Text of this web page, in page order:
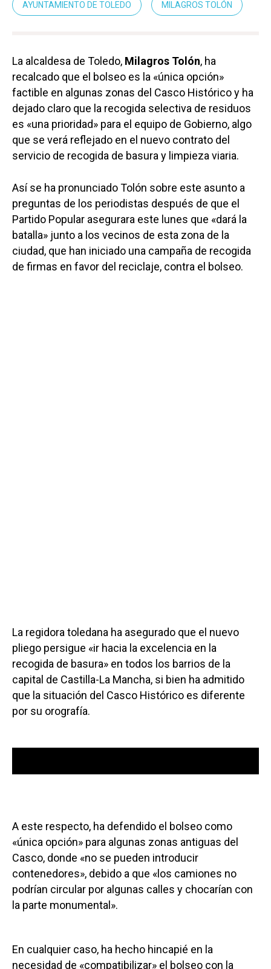
AYUNTAMIENTO DE TOLEDO MILAGROS TOLÓN
La alcaldesa de Toledo, Milagros Tolón, ha
recalcado que el bolseo es la «única opción»
factible en algunas zonas del Casco Histórico y ha
dejado claro que la recogida selectiva de residuos
es «una prioridad» para el equipo de Gobierno, algo
que se verá reflejado en el nuevo contrato del
servicio de recogida de basura y limpieza viaria.
Así se ha pronunciado Tolón sobre este asunto a
preguntas de los periodistas después de que el
Partido Popular asegurara este lunes que «dará la
batalla» junto a los vecinos de esta zona de la
ciudad, que han iniciado una campaña de recogida
de firmas en favor del reciclaje, contra el bolseo.
La regidora toledana ha asegurado que el nuevo
pliego persigue «ir hacia la excelencia en la
recogida de basura» en todos los barrios de la
capital de Castilla-La Mancha, si bien ha admitido
que la situación del Casco Histórico es diferente
por su orografía.
A este respecto, ha defendido el bolseo como
«única opción» para algunas zonas antiguas del
Casco, donde «no se pueden introducir
contenedores», debido a que «los camiones no
podrían circular por algunas calles y chocarían con
la parte monumental».
En cualquier caso, ha hecho hincapié en la
necesidad de «compatibilizar» el bolseo con la